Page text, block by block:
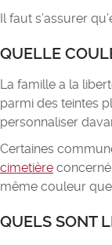
Il faut s’assurer
QUELLE
La famille a la
parmi des teintes
personnaliser
Certaines
cimetière
même couleur
QUELS SONT